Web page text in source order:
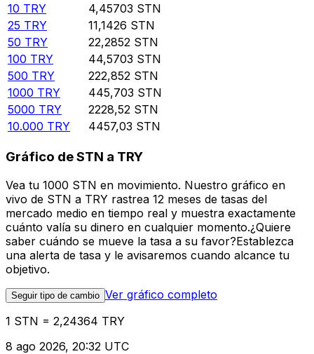
10 TRY 4,45703 STN
25 TRY 11,1426 STN
50 TRY 22,2852 STN
100 TRY 44,5703 STN
500 TRY 222,852 STN
1000 TRY 445,703 STN
5000 TRY 2228,52 STN
10.000 TRY 4457,03 STN
Gráfico de STN a TRY
Vea tu 1000 STN en movimiento. Nuestro gráfico en
vivo de STN a TRY rastrea 12 meses de tasas del
mercado medio en tiempo real y muestra exactamente
cuánto valía su dinero en cualquier momento.¿Quiere
saber cuándo se mueve la tasa a su favor?Establezca
una alerta de tasa y le avisaremos cuando alcance tu
objetivo.
Seguir tipo de cambio Ver gráfico completo
1 STN = 2,24364 TRY
8 ago 2026, 20:32 UTC